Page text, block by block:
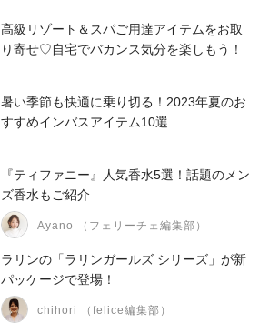
高級リゾート＆スパご用達アイテムをお取
り寄せ♡自宅でバカンス気分を楽しもう！
暑い季節も快適に乗り切る！2023年夏のお
すすめインバスアイテム10選
『ティファニー』人気香水5選！話題のメン
ズ香水もご紹介
Ayano （フェリーチェ編集部）
ラリンの「ラリンガールズ シリーズ」が新
パッケージで登場！
chihori （felice編集部）